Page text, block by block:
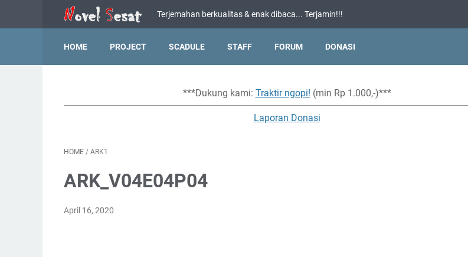
Terjemahan berkualitas & enak dibaca... Terjamin!!!
HOME PROJECT SCADULE STAFF FORUM DONASI
***Dukung kami: Traktir ngopi! (min Rp 1.000,-)***
Laporan Donasi
HOME / ARK1
ARK_V04E04P04
April 16, 2020